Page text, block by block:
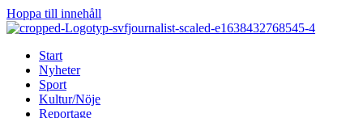
Hoppa till innehåll
Start
Nyheter
Sport
Kultur/Nöje
Reportage